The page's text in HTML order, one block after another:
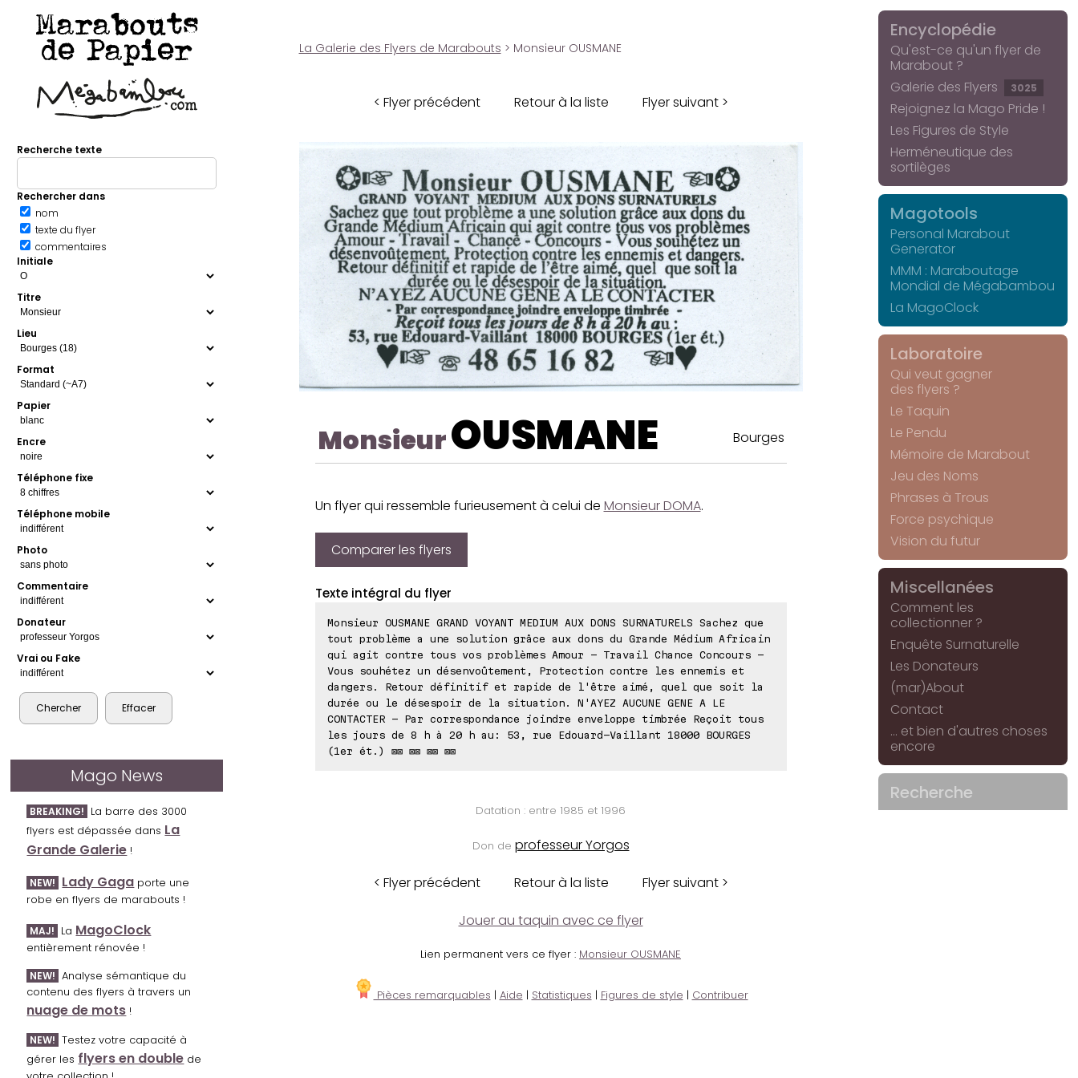
Marabouts
de Papier
Recherche texte
Rechercher dans
nom
texte du flyer
commentaires
Initiale
Titre
Lieu
Format
Papier
Encre
Téléphone fixe
Téléphone mobile
Photo
Commentaire
Donateur
Vrai ou Fake
Mago News
BREAKING! La barre des 3000
flyers est dépassée dans La
Grande Galerie !
NEW! Lady Gaga porte une
robe en flyers de marabouts !
MAJ! La MagoClock
entièrement rénovée !
NEW! Analyse sémantique du
contenu des flyers à travers un
nuage de mots !
NEW! Testez votre capacité à
gérer les flyers en double de
La Galerie des Flyers de Marabouts > Monsieur OUSMANE
< Flyer précédent Retour à la liste Flyer suivant >
MonsieurOUSMANE Bourges
Un flyer qui ressemble furieusement à celui de Monsieur DOMA.
Comparer les flyers
Texte intégral du flyer
Monsieur OUSMANE GRAND VOYANT MEDIUM AUX DONS SURNATURELS Sachez que
tout problème a une solution grâce aux dons du Grande Médium Africain
qui agit contre tous vos problèmes Amour - Travail Chance Concours -
Vous souhétez un désenvoûtement, Protection contre les ennemis et
dangers. Retour définitif et rapide de l'être aimé, quel que soit la
durée ou le désespoir de la situation. N'AYEZ AUCUNE GENE A LE
CONTACTER - Par correspondance joindre enveloppe timbrée Reçoit tous
les jours de 8 h à 20 h au: 53, rue Edouard-Vaillant 18000 BOURGES
(1er ét.) ⊠⊠ ⊠⊠ ⊠⊠ ⊠⊠
Datation : entre 1985 et 1996
Don de professeur Yorgos
< Flyer précédent Retour à la liste Flyer suivant >
Jouer au taquin avec ce flyer
Lien permanent vers ce flyer : Monsieur OUSMANE
Pièces remarquables | Aide | Statistiques | Figures de style | Contribuer
Encyclopédie
Qu'est-ce qu'un flyer de
Marabout ?
Galerie des Flyers
3025
Rejoignez la Mago Pride !
Les Figures de Style
Herméneutique des
sortilèges
Magotools
Personal Marabout
Generator
MMM : Maraboutage
Mondial de Mégabambou
La MagoClock
Laboratoire
Qui veut gagner
des flyers ?
Le Taquin
Le Pendu
Mémoire de Marabout
Jeu des Noms
Phrases à Trous
Force psychique
Vision du futur
Miscellanées
Comment les
collectionner ?
Enquête Surnaturelle
Les Donateurs
(mar)About
Contact
... et bien d'autres choses
encore
Recherche